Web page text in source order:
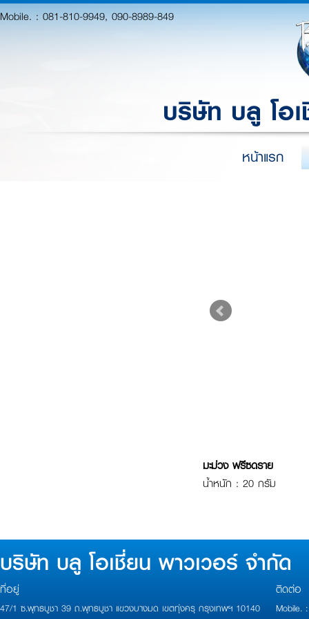
Mobile. :081-810-9949, 090-8989-849
บริษัท บลู โอ
หน้าแรก
มะม่วง ฟรีซดราย
น้ำหนัก : 20 กรัม
บริษัท บลู โอเชี่ยน พาวเวอร์ จำกัด
ที่อยู่
47/1 ซ.พุทธบูชา 39 ถ.พุทธบูชา แขวงบางมด เขตทุ่งครุ กรุงเทพฯ 10140
ติดต่อ
Mobile.